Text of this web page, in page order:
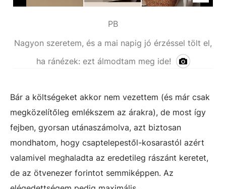
PB
Nagyon szeretem, és a mai napig jó érzéssel tölt el,
ha ránézek: ezt álmodtam meg ide!
Bár a költségeket akkor nem vezettem (és már csak
megközelítőleg emlékszem az árakra), de most így
fejben, gyorsan utánaszámolva, azt biztosan
mondhatom, hogy csaptelepestől-kosarastól azért
valamivel meghaladta az eredetileg rászánt keretet,
de az ötvenezer forintot semmiképpen. Az